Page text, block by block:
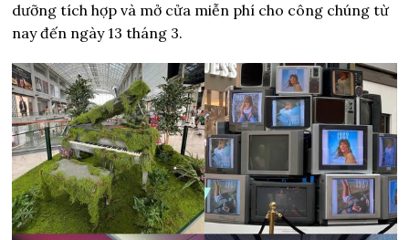
dưỡng tích hợp và mở cửa miễn phí cho công chúng từ
nay đến ngày 13 tháng 3.